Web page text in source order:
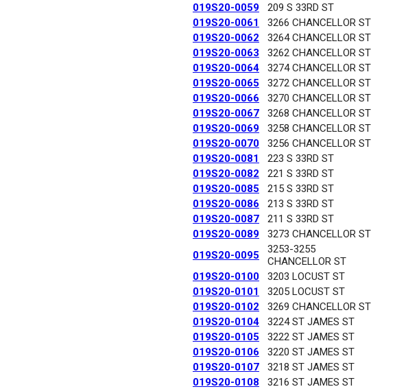
019S20-0059
209 S 33RD ST
019S20-0061
3266 CHANCELLOR ST
019S20-0062
3264 CHANCELLOR ST
019S20-0063
3262 CHANCELLOR ST
019S20-0064
3274 CHANCELLOR ST
019S20-0065
3272 CHANCELLOR ST
019S20-0066
3270 CHANCELLOR ST
019S20-0067
3268 CHANCELLOR ST
019S20-0069
3258 CHANCELLOR ST
019S20-0070
3256 CHANCELLOR ST
019S20-0081
223 S 33RD ST
019S20-0082
221 S 33RD ST
019S20-0085
215 S 33RD ST
019S20-0086
213 S 33RD ST
019S20-0087
211 S 33RD ST
019S20-0089
3273 CHANCELLOR ST
019S20-0095
3253-3255
CHANCELLOR ST
019S20-0100
3203 LOCUST ST
019S20-0101
3205 LOCUST ST
019S20-0102
3269 CHANCELLOR ST
019S20-0104
3224 ST JAMES ST
019S20-0105
3222 ST JAMES ST
019S20-0106
3220 ST JAMES ST
019S20-0107
3218 ST JAMES ST
019S20-0108
3216 ST JAMES ST